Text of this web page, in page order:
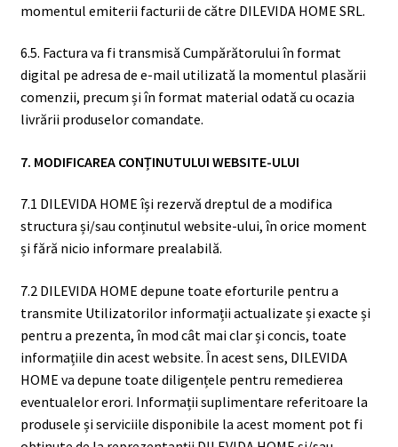
momentul emiterii facturii de către DILEVIDA HOME SRL.
6.5. Factura va fi transmisă Cumpărătorului în format
digital pe adresa de e-mail utilizată la momentul plasării
comenzii, precum și în format material odată cu ocazia
livrării produselor comandate.
7. MODIFICAREA CONȚINUTULUI WEBSITE-ULUI
7.1 DILEVIDA HOME își rezervă dreptul de a modifica
structura și/sau conținutul website-ului, în orice moment
și fără nicio informare prealabilă.
7.2 DILEVIDA HOME depune toate eforturile pentru a
transmite Utilizatorilor informații actualizate și exacte și
pentru a prezenta, în mod cât mai clar și concis, toate
informațiile din acest website. În acest sens, DILEVIDA
HOME va depune toate diligențele pentru remedierea
eventualelor erori. Informații suplimentare referitoare la
produsele și serviciile disponibile la acest moment pot fi